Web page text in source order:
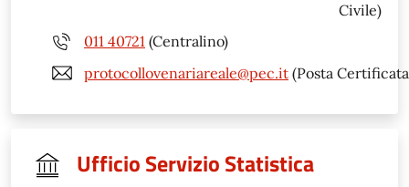
Civile)
011 40721 (Centralino)
protocollovenariareale@pec.it (Posta
Ufficio Servizio Statistica